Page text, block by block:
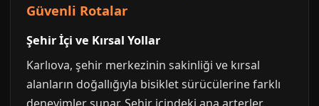
Güvenli Rotalar
Şehir İçi ve Kırsal Yollar
Karlıova, şehir merkezinin sakinliği ve kırsal
alanların doğallığıyla bisiklet sürücülerine farklı